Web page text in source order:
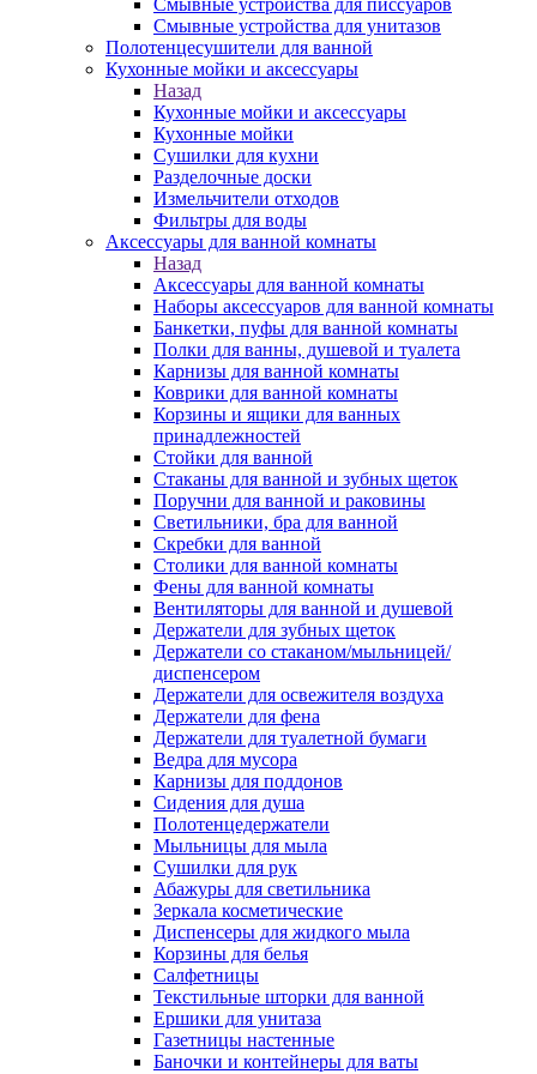
Смывные устройства для писсуаров
Смывные устройства для унитазов
Полотенцесушители для ванной
Кухонные мойки и аксессуары
Назад
Кухонные мойки и аксессуары
Кухонные мойки
Сушилки для кухни
Разделочные доски
Измельчители отходов
Фильтры для воды
Аксессуары для ванной комнаты
Назад
Аксессуары для ванной комнаты
Наборы аксессуаров для ванной комнаты
Банкетки, пуфы для ванной комнаты
Полки для ванны, душевой и туалета
Карнизы для ванной комнаты
Коврики для ванной комнаты
Корзины и ящики для ванных
принадлежностей
Стойки для ванной
Стаканы для ванной и зубных щеток
Поручни для ванной и раковины
Светильники, бра для ванной
Скребки для ванной
Столики для ванной комнаты
Фены для ванной комнаты
Вентиляторы для ванной и душевой
Держатели для зубных щеток
Держатели со стаканом/мыльницей/
диспенсером
Держатели для освежителя воздуха
Держатели для фена
Держатели для туалетной бумаги
Ведра для мусора
Карнизы для поддонов
Сидения для душа
Полотенцедержатели
Мыльницы для мыла
Сушилки для рук
Абажуры для светильника
Зеркала косметические
Диспенсеры для жидкого мыла
Корзины для белья
Салфетницы
Текстильные шторки для ванной
Ершики для унитаза
Газетницы настенные
Баночки и контейнеры для ваты